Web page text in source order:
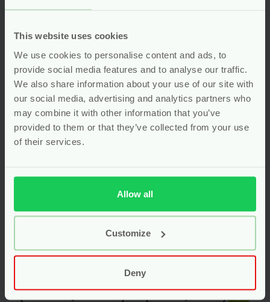
This website uses cookies
We use cookies to personalise content and ads, to
provide social media features and to analyse our traffic.
We also share information about your use of our site with
our social media, advertising and analytics partners who
may combine it with other information that you’ve
provided to them or that they’ve collected from your use
of their services.
Allow all
Customize
Deny
Biologisch Katoen
Bekijken
Baby & Kids – 200 ml
– Happy Earth
Voor
Bekijken